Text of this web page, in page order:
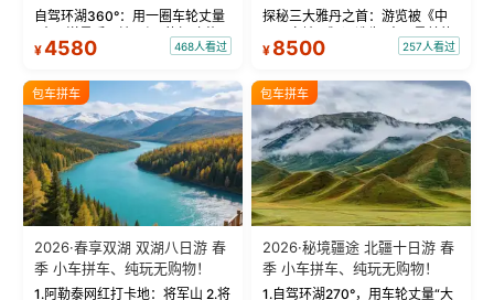
物！
自驾环湖360°：用一圈车轮丈量
“大西洋最后一滴眼泪”的极致蔚
蓝。 赛湖旅拍：甄选多款风格服
绝美瞬间。 赛湖坦克300跟车视
频：专业摄影师...
¥4580 468人看过
探秘三大雅丹之首：游览被《中
国国家地理》评选为“中国最美的
三大雅丹”第一名的克拉玛依魔鬼
瓦人最大村落——禾木村，欣赏
晨雾与小木...
¥ 8500 257人看过
包车拼车
2026·春享双湖 双湖八日游 春
季 小车拼车、纯玩无购物！
1.阿勒泰网红打卡地：将军山 2.将
包车拼车
2026·秘境疆途 北疆十日游 春
季 小车拼车、纯玩无购物！
1.自驾环湖270°，用车轮丈量“大